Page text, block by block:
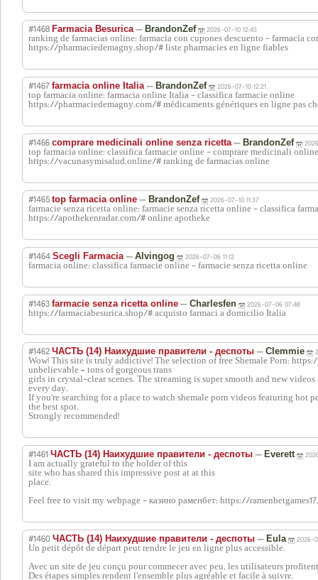
#1468 Farmacia Besurica— BrandonZef 2026-07-10 12:43
ranking de farmacias online: farmacia con cupones descuento - farmacia
https://pharmaciedemagny.shop/# liste pharmacies en ligne fiables
#1467 farmacia online Italia— BrandonZef 2026-07-10 12:21
top farmacia online: farmacia online Italia - classifica farmacie online
https://pharmaciedemagny.com/# médicaments génériques en ligne pas
#1466 comprare medicinali online senza ricetta— BrandonZef
top farmacia online: classifica farmacie online - comprare medicinali
https://vacunasymisalud.online/# ranking de farmacias online
#1465 top farmacia online — BrandonZef 2026-07-10 11:37
farmacie senza ricetta online: farmacie senza ricetta online - classifica
https://apothekenradar.com/# online apotheke
#1464 Scegli Farmacia— Alvingog 2026-07-06 11:12
farmacia online: classifica farmacie online - farmacie senza ricetta online
#1463 farmacie senza ricetta online — Charlesfen 2026-07-06 07:48
https://farmaciabesurica.shop/# acquisto farmaci a domicilio Italia
#1462 ЧАСТЬ (14) Наихудшие правители - деспоты — Clemmie
Wow! This site is truly addictive! The selection of free Shemale Porn:
unbelievable – tons of gorgeous trans
girls in crystal-clear scenes. The streaming is super smooth and new videos
every day.
If you're searching for a place to watch shemale porn videos featuring hot
the best spot.
Strongly recommended!
#1461 ЧАСТЬ (14) Наихудшие правители - деспоты — Everett
I am actually grateful to the holder of this
site who has shared this impressive post at at this
place.
Feel free to visit my webpage - казино раменбет: https://
#1460 ЧАСТЬ (14) Наихудшие правители - деспоты — Eula 2026-
Un petit dépôt de départ peut rendre le jeu en ligne plus accessible.
Avec un site de jeu conçu pour commecer avec peu, les utilisateurs
Des étapes simples rendent l’ensemble plus agréable et facile à suivre.